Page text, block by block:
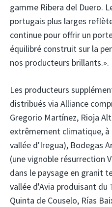
gamme Ribera del Duero.
portugais plus larges
continue pour offrir un
équilibré construit sur la
nos producteurs brillants.».
Les producteurs
distribués via Alliance
Gregorio Martínez, Rioja
extrêmement climatique,
vallée d'Iregua), Bodegas
(une vignoble résurrection
dans le paysage en granit
vallée d'Avia produisant du
Quinta de Couselo, Rías